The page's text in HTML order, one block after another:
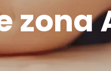
zona